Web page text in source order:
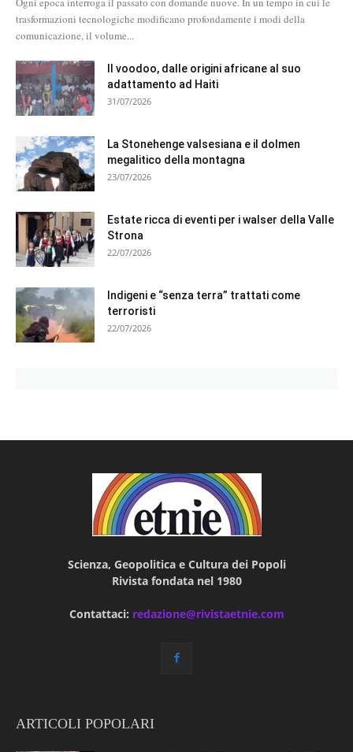
trasformazioni tecnologiche modificano profondamente i modi della
comunicazione, il volume...
Il voodoo, dalle origini africane al suo
adattamento ad Haiti
31/07/2026
La Stonehenge valsesiana e il dolmen
megalitico della montagna
23/07/2026
Estate ricca di eventi per i walser della Valle
Strona
22/07/2026
Indigeni e “senza terra” trattati come
terroristi
22/07/2026
Scienza, Geopolitica e Cultura dei Popoli
Rivista fondata nel 1980
Contattaci: redazione@rivistaetnie.com
ARTICOLI POPOLARI